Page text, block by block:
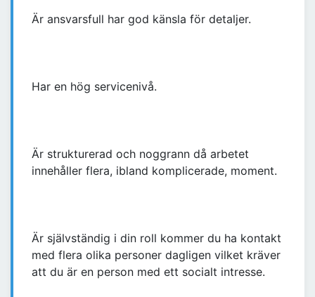
Är ansvarsfull har god känsla för detaljer.
Har en hög servicenivå.
Är strukturerad och noggrann då arbetet
innehåller flera, ibland komplicerade, moment.
Är självständig i din roll kommer du ha kontakt
med flera olika personer dagligen vilket kräver
att du är en person med ett socialt intresse.